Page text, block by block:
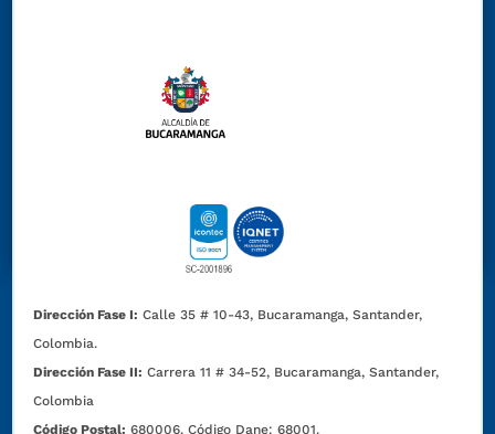
Dirección Fase I: Calle 35 # 10-43, Bucaramanga, Santander,
Colombia.
Dirección Fase II: Carrera 11 # 34-52, Bucaramanga, Santander,
Colombia
Código Postal: 680006. Código Dane: 68001.